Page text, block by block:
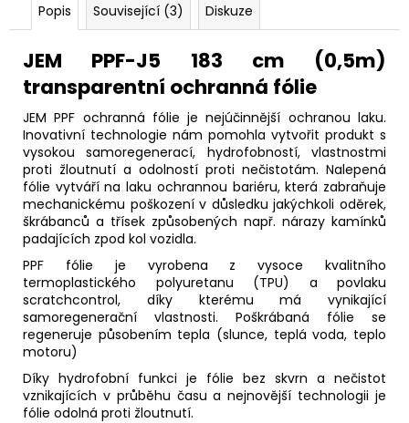
Popis Související (3) Diskuze
JEM PPF-J5 183 cm (0,5m)
transparentní ochranná fólie
JEM PPF ochranná fólie je nejúčinnější ochranou laku.
Inovativní technologie nám pomohla vytvořit produkt s
vysokou samoregenerací, hydrofobností, vlastnostmi
proti žloutnutí a odolností proti nečistotám. Nalepená
fólie vytváří na laku ochrannou bariéru, která zabraňuje
mechanickému poškození v důsledku jakýchkoli oděrek,
škrábanců a třísek způsobených např. nárazy kamínků
padajících zpod kol vozidla.
PPF fólie je vyrobena z vysoce kvalitního
termoplastického polyuretanu (TPU) a povlaku
scratchcontrol, díky kterému má vynikající
samoregenerační vlastnosti. Poškrábaná fólie se
regeneruje působením tepla (slunce, teplá voda, teplo
motoru)
Díky hydrofobní funkci je fólie bez skvrn a nečistot
vznikajících v průběhu času a nejnovější technologii je
fólie odolná proti žloutnutí.